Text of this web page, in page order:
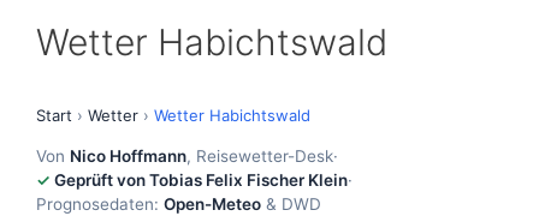
Wetter Habichtswald
Start › Wetter › Wetter Habichtswald
Von Nico Hoffmann, Reisewetter-Desk·
Geprüft von Tobias Felix Fischer Klein·
Prognosedaten: Open-Meteo & DWD